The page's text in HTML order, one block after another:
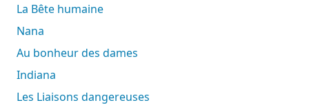
La Bête humaine
Nana
Au bonheur des dames
Indiana
Les Liaisons dangereuses